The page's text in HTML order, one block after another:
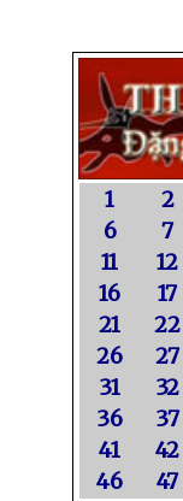
1 2
6
7
11
12
16
17
21
22
26
27
31
32
36
37
41
42
46
47